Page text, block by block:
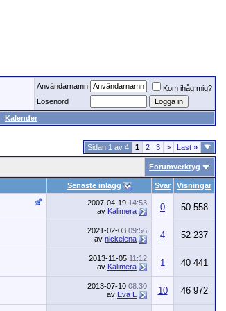
Användarnamn
Kom ihåg mig?
Lösenord
Kalender
Sidan 1 av 4 1 2 3 > Last »
Forumverktyg
Senaste inlägg Svar Visningar
2007-04-19 14:53
av Kalimera 0 50 558
2021-02-03 09:56
av nickelena 4 52 237
2013-11-05 11:12
av Kalimera 1 40 441
2013-07-10 08:30
av Eva L 10 46 972